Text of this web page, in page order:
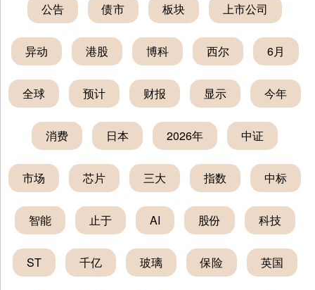
公告 债市 板块 上市公司
异动 港股 博科 西尔 6月
全球 预计 财报 显示 今年
消费 日本 2026年 中证
市场 芯片 三大 指数 中标
智能 止于 AI 股份 科技
ST 千亿 玻璃 保险 英国